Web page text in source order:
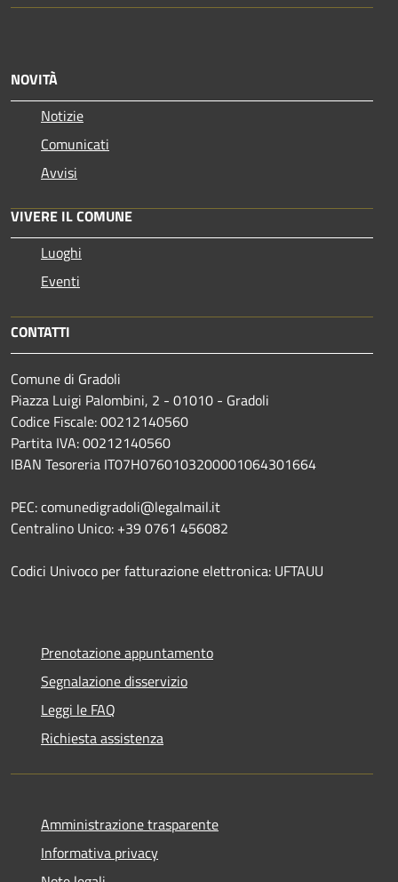
NOVITÀ
Notizie
Comunicati
Avvisi
VIVERE IL COMUNE
Luoghi
Eventi
CONTATTI
Comune di Gradoli
Piazza Luigi Palombini, 2 - 01010 - Gradoli
Codice Fiscale: 00212140560
Partita IVA: 00212140560
IBAN Tesoreria IT07H0760103200001064301664
PEC: comunedigradoli@legalmail.it
Centralino Unico: +39 0761 456082
Codici Univoco per fatturazione elettronica: UFTAUU
Prenotazione appuntamento
Segnalazione disservizio
Leggi le FAQ
Richiesta assistenza
Amministrazione trasparente
Informativa privacy